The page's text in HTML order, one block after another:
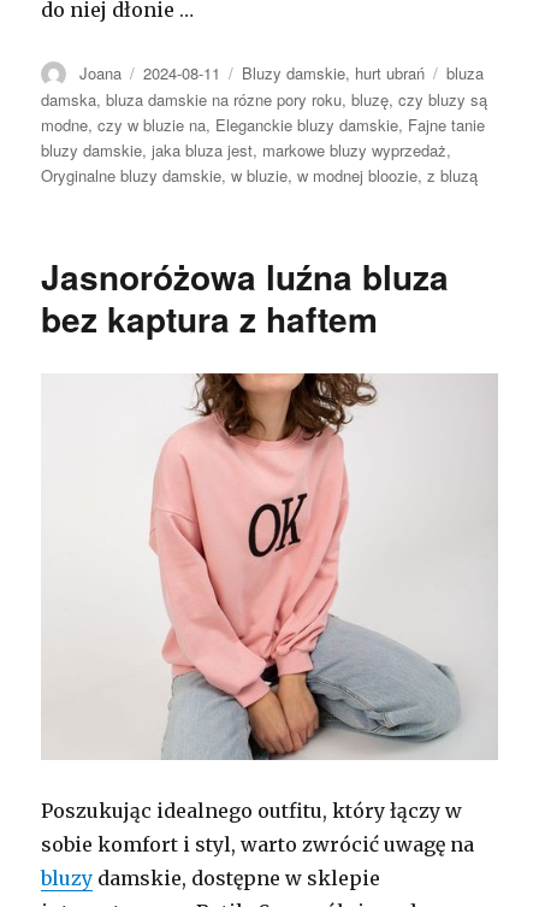
do niej dłonie …
Autor
Joana Opublikowano
2024-08-11 Kategorie
Bluzy damskie, hurt ubrań Tagi
bluza
damska,bluza damskie na rózne pory roku,bluzę,czy bluzy są
modne,czy w bluzie na, Eleganckie bluzy damskie, Fajne tanie
bluzy damskie,jaka bluza jest, markowe bluzy wyprzedaż,
Oryginalne bluzy damskie,w bluzie,w modnej bloozie,z bluzą
Jasnoróżowa luźna bluza
bez kaptura z haftem
Poszukując idealnego outfitu, który łączy w
sobie komfort i styl, warto zwrócić uwagę na
bluzy damskie, dostępne w sklepie